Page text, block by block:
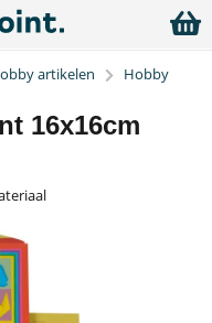
artikelen
Hobby
16x16cm